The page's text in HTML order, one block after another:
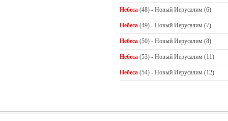
Небеса (48) - Новый Иерусалим (6)
Небеса (49) - Новый Иерусалим (7)
Небеса (50) - Новый Иерусалим (8)
Небеса (53) - Новый Иерусалим (11)
Небеса (54) - Новый Иерусалим (12)